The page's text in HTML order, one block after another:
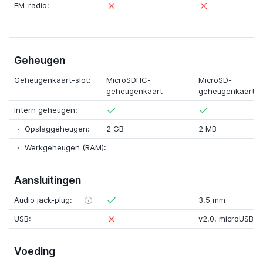
FM-radio:
Geheugen
Geheugenkaart-slot:
MicroSDHC-
geheugenkaart
MicroSD-
geheugenkaart
Intern geheugen:
Opslaggeheugen:
2 GB
2 MB
Werkgeheugen (RAM):
Aansluitingen
Audio jack-plug:
3.5 mm
USB:
v2.0, microUSB
Voeding